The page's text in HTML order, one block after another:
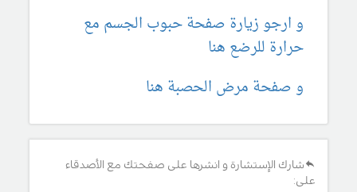
و ارجو زيارة صفحة حبوب الجسم مع
حرارة للرضع هنا
و صفحة مرض الحصبة هنا
شارك الإستشارة و انشرها على صفحتك مع الأصدقاء
على: